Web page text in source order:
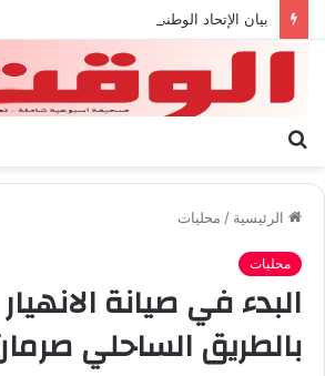
بيان الإتحاد الوطنى العام لعمال ليبيا
الرئيسية / محليات
محليات
البدء في صيانة
بالطريق الساحلي